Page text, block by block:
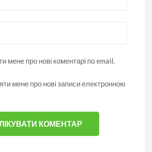
мене про нові коментарі по email.
мене про нові записи електронною